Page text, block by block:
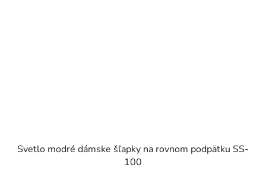
Svetlo modré dámske šľapky na rovnom podpätku SS-
100